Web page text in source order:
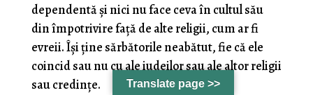
dependentă și nici nu face ceva în cultul său
din împotrivire față de alte religii, cum ar fi
evreii. Își ține sărbătorile neabătut, fie că ele
coincid sau nu cu ale iudeilor sau ale altor religii
sau credințe.
Translate page >>